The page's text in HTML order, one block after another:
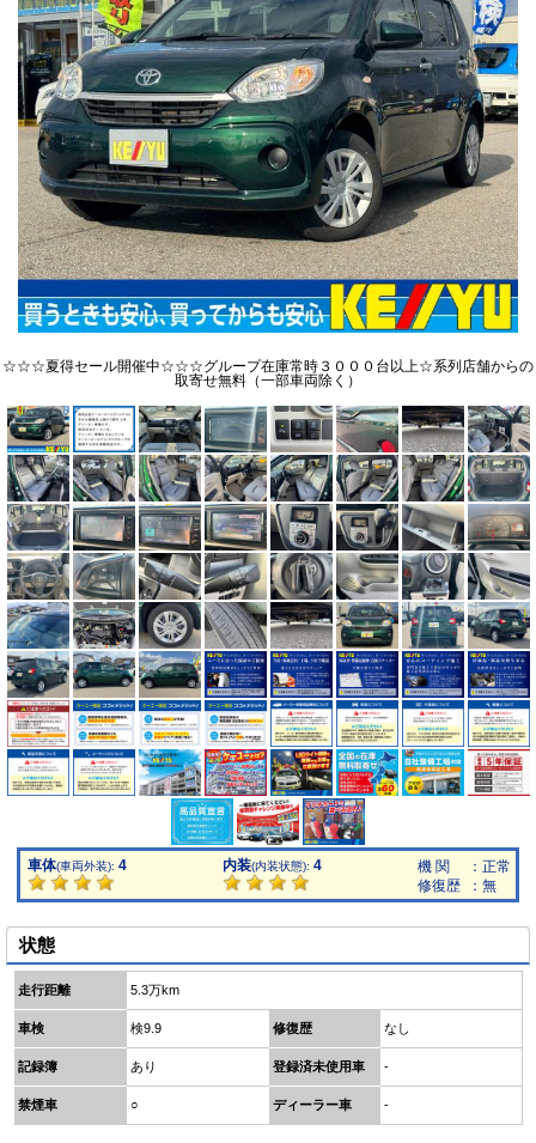
☆☆☆夏得セール開催中☆☆☆グループ在庫常時３０００台以上☆系列店舗からの
取寄せ無料（一部車両除く）
車体(車両外装): 4 内装(内装状態): 4
機 関
修復歴
：正常
：無
状態
走行距離 5.3万km
車検 検9.9 修復歴 なし
記録簿 あり 登録済未使用車 -
禁煙車 ○ ディーラー車 -